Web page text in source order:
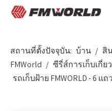
สถานที่ตั้งปัจจุบัน: บ้าน / สิ
FMWorld / ซีรี่ส์การเก็บเกี่ยว
รถเก็บฝ้าย FMWORLD - 6 แถว